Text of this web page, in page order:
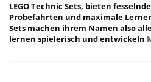
LEGO Technic Sets, bieten
Probefahrten und maximale
Sets machen ihrem Namen also
lernen spielerisch und entwickeln